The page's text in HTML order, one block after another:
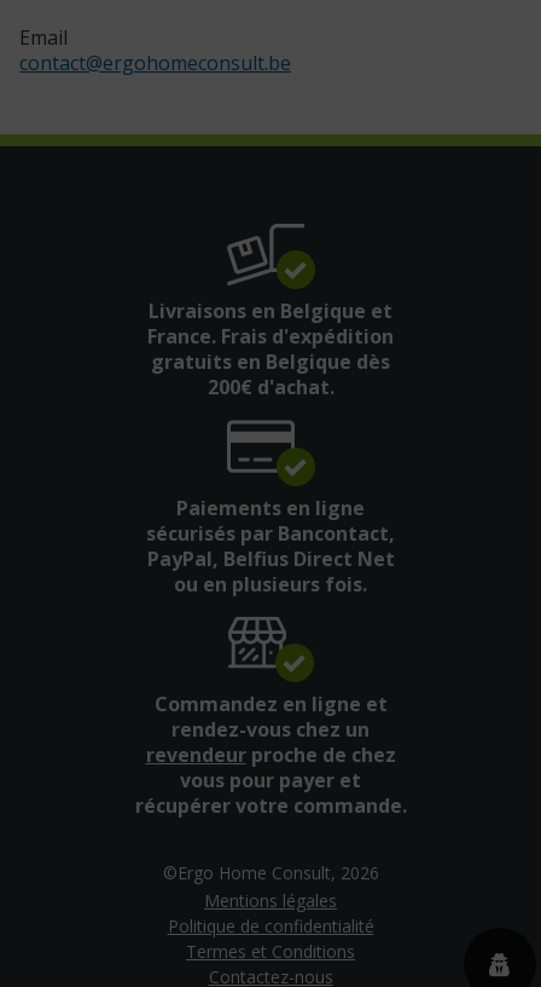
Email
contact@ergohomeconsult.be
Livraisons en Belgique et
France. Frais d'expédition
gratuits en Belgique dès
200€ d'achat.
Paiements en ligne
sécurisés par Bancontact,
PayPal, Belfius Direct Net
ou en plusieurs fois.
Commandez en ligne et
rendez-vous chez un
revendeurproche de chez
vous pour payer et
récupérer votre commande.
©Ergo Home Consult, 2026
Mentions légales
Politique de confidentialité
Termes et Conditions
Contactez-nous